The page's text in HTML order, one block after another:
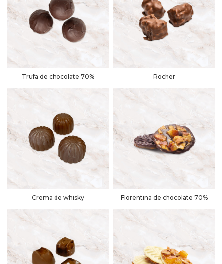
Trufa de chocolate 70% Rocher
Crema de whisky Florentina de chocolate 70%